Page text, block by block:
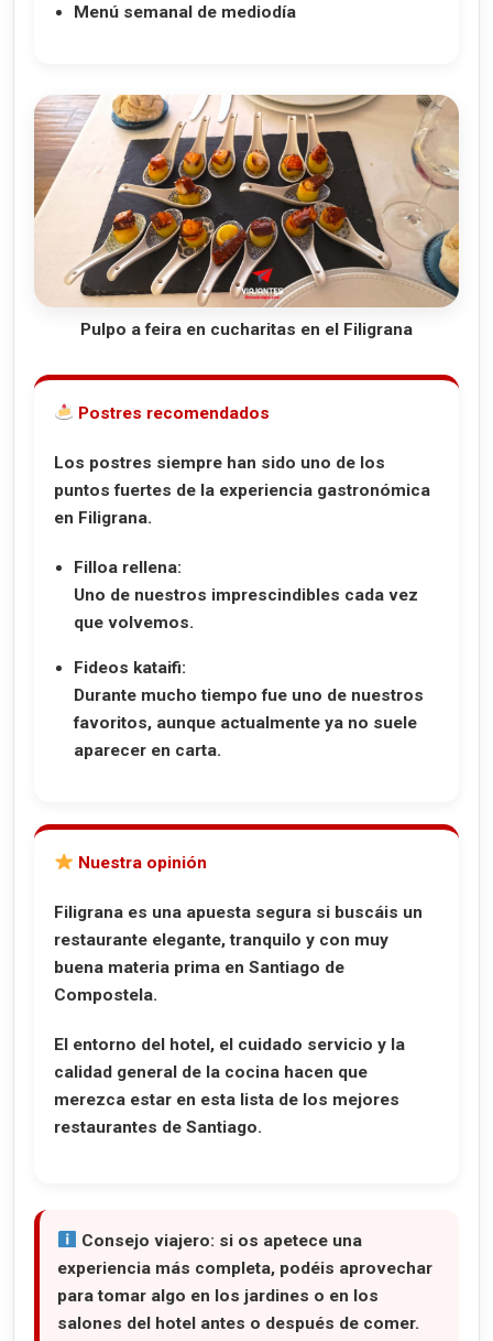
Menú semanal de mediodía
Pulpo a feira en cucharitas en el Filigrana
Postres recomendados
Los postres siempre han sido uno de los
puntos fuertes de la experiencia gastronómica
en Filigrana.
Filloa rellena:
Uno de nuestros imprescindibles cada vez
que volvemos.
Fideos kataifi:
Durante mucho tiempo fue uno de nuestros
favoritos, aunque actualmente ya no suele
aparecer en carta.
Nuestra opinión
Filigrana es una apuesta segura si buscáis un
restaurante elegante, tranquilo y con muy
buena materia prima en Santiago de
Compostela.
El entorno del hotel, el cuidado servicio y la
calidad general de la cocina hacen que
merezca estar en esta lista de los mejores
restaurantes de Santiago.
Consejo viajero: si os apetece una
experiencia más completa, podéis aprovechar
para tomar algo en los jardines o en los
salones del hotel antes o después de comer.